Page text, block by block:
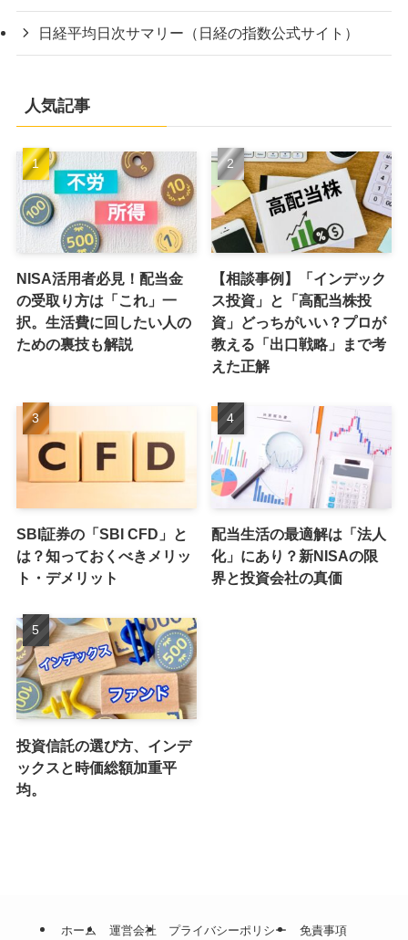
日経平均日次サマリー（日経の指数公式サイト）
人気記事
NISA活用者必見！配当金
の受取り方は「これ」一
択。生活費に回したい人の
ための裏技も解説
【相談事例】「インデック
ス投資」と「高配当株投
資」どっちがいい？プロが
教える「出口戦略」まで考
えた正解
SBI証券の「SBI CFD」と
は？知っておくべきメリッ
ト・デメリット
配当生活の最適解は「法人
化」にあり？新NISAの限
界と投資会社の真価
投資信託の選び方、インデ
ックスと時価総額加重平
均。
ホーム 運営会社 プライバシーポリシー 免責事項